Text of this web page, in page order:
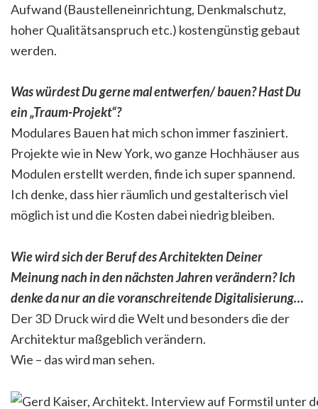
Aufwand (Baustelleneinrichtung, Denkmalschutz,
hoher Qualitätsanspruch etc.) kostengünstig gebaut
werden.
Was würdest Du gerne mal entwerfen/ bauen? Hast Du
ein „Traum-Projekt“?
Modulares Bauen hat mich schon immer fasziniert.
Projekte wie in New York, wo ganze Hochhäuser aus
Modulen erstellt werden, finde ich super spannend.
Ich denke, dass hier räumlich und gestalterisch viel
möglich ist und die Kosten dabei niedrig bleiben.
Wie wird sich der Beruf des Architekten Deiner
Meinung nach in den nächsten Jahren verändern? Ich
denke da nur an die voranschreitende Digitalisierung…
Der 3D Druck wird die Welt und besonders die der
Architektur maßgeblich verändern.
Wie – das wird man sehen.